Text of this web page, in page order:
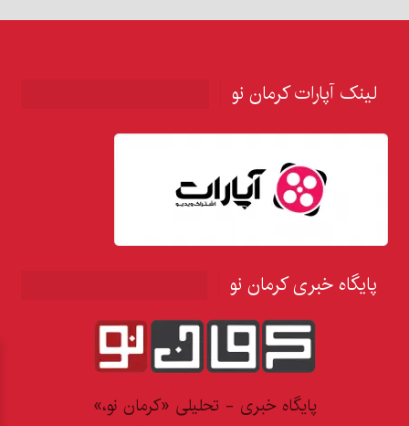
لینک آپارات کرمان نو
پایگاه خبری کرمان نو
پایگاه خبری - تحلیلی «کرمان نو،»